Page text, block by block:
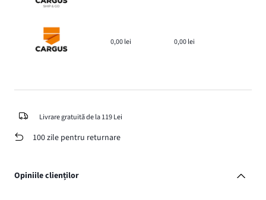
0,00 lei 0,00 lei
Livrare gratuită de la 119 Lei
100 zile pentru returnare
Opiniile clienților